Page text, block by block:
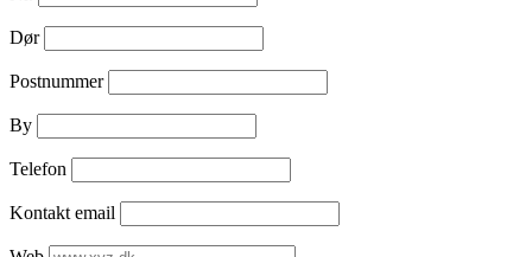
Dør
Postnummer
By
Telefon
Kontakt email